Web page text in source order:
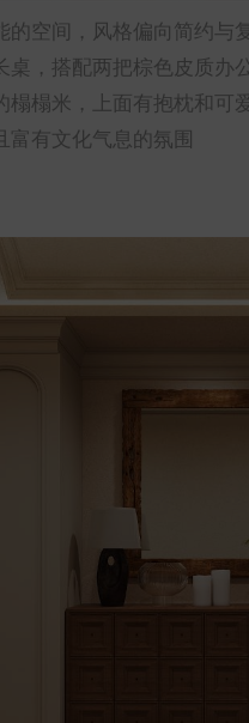
的空间，风格偏向简约
，搭配两把棕色皮质
榻榻米，上面有抱枕和
富有文化气息的氛围